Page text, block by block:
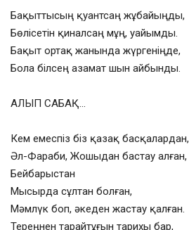
Бақыттысың қуантсаң жұбайыңды,
Бөлісетін қиналсаң мұң, уайымды.
Бақыт ортақ жанында жүргеніңде,
Бола білсең азамат шын айбынды.
АЛЫП САБАҚ…
Кем емеспіз біз қазақ басқалардан,
Әл-Фараби, Жошыдан бастау алған,
Бейбарыстан
Мысырда сұлтан болған,
Мәмлүк боп, әкеден жастау қалған.
Тереңнен тарайтұғын тарихы бар,